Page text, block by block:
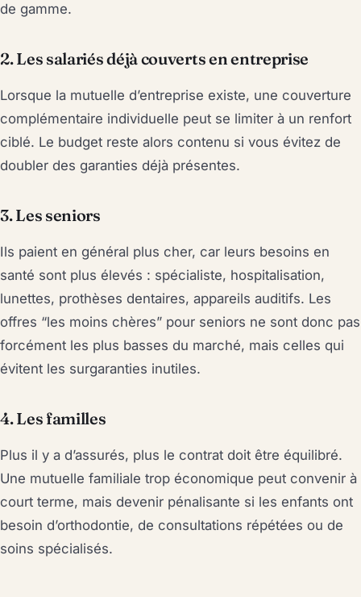
de gamme.
2. Les salariés déjà couverts en entreprise
Lorsque la mutuelle d’entreprise existe, une couverture
complémentaire individuelle peut se limiter à un renfort
ciblé. Le budget reste alors contenu si vous évitez de
doubler des garanties déjà présentes.
3. Les seniors
Ils paient en général plus cher, car leurs besoins en
santé sont plus élevés : spécialiste, hospitalisation,
lunettes, prothèses dentaires, appareils auditifs. Les
offres “les moins chères” pour seniors ne sont donc pas
forcément les plus basses du marché, mais celles qui
évitent les surgaranties inutiles.
4. Les familles
Plus il y a d’assurés, plus le contrat doit être équilibré.
Une mutuelle familiale trop économique peut convenir à
court terme, mais devenir pénalisante si les enfants ont
besoin d’orthodontie, de consultations répétées ou de
soins spécialisés.